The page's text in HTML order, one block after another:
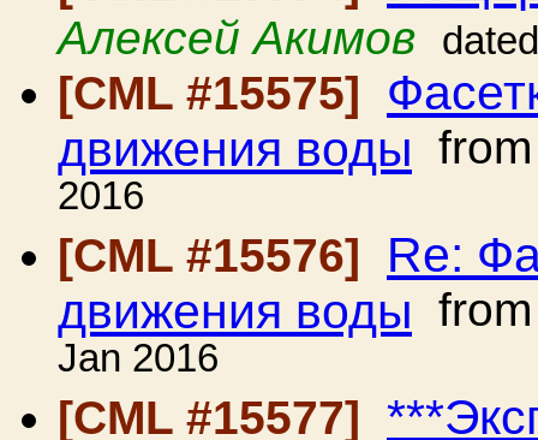
Алексей Акимов
[CML #15575]
движения воды
2016
[CML #15576]
Re:
движения воды
Jan 2016
[CML #15577]